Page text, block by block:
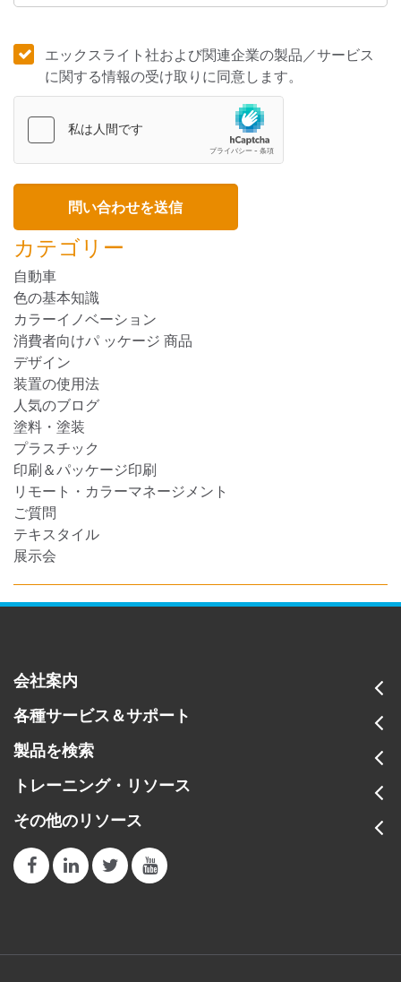
エックスライト社および関連企業の製品／サービス
に関する情報の受け取りに同意します。
カテゴリー
自動車
色の基本知識
カラーイノベーション
消費者向けパ ッケージ 商品
デザイン
装置の使用法
人気のブログ
塗料・塗装
プラスチック
印刷＆パッケージ印刷
リモート・カラーマネージメント
ご質問
テキスタイル
展示会
会社案内
各種サービス＆サポート
製品を検索
トレーニング・リソース
その他のリソース